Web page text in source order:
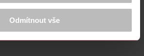
o ochraně osobních údajů.
>více o cookies<
Odmítnout vše
s vánočním stromečkem. Roztomilý
Rozměry: 7 cm